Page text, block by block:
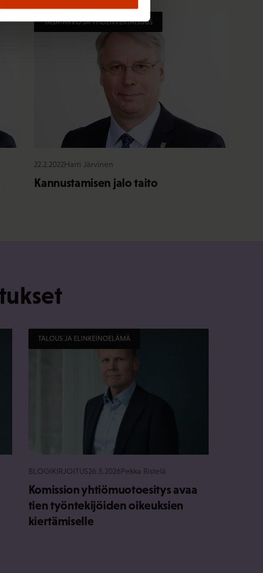
TASA-ARVO JA YHDENVERTAISUUS
22.2.2022Harri Järvinen
Kannustamisen jalo taito
TALOUS JA ELINKEINOELÄMÄ
BLOGIKIRJOITUS26.5.2026Pekka Ristelä
Komission yhtiömuotoesitys avaa
tien työntekijöiden oikeuksien
kiertämiselle